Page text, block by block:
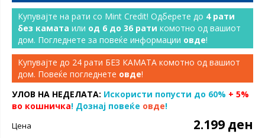
Купувајте на рати со Mint Credit! Одберете до 4 рати
без камата или од 6 до 36 рати комотно од вашиот
дом. Погледнете за повеќе информации овде!
Купувајте до 24 рати БЕЗ КАМАТА комотно од вашиот
дом. Повеќе погледнете овде!
УЛОВ НА НЕДЕЛАТА: Искористи попусти до 60% + 5%
во кошничка! Дознај повеќе овде!
Цена 2.199 ден